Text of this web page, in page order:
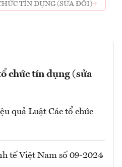
TÍN DỤNG (SỬA ĐỔI)
chức tín dụng (sửa
quả Luật Các tổ chức
tế Việt Nam số 09-2024